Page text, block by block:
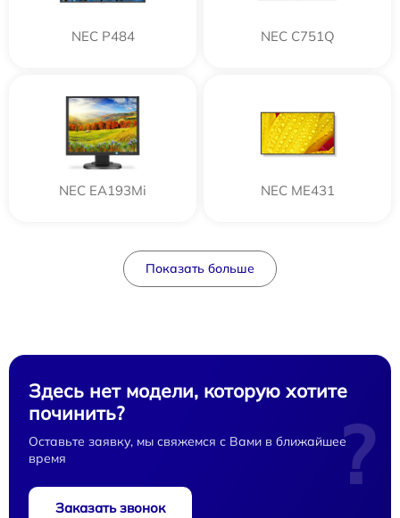
NEC P484 NEC C751Q
NEC EA193Mi NEC ME431
Показать больше
Здесь нет модели, которую хотите
починить?
Оставьте заявку, мы свяжемся с Вами в ближайшее
время
Заказать звонок
?